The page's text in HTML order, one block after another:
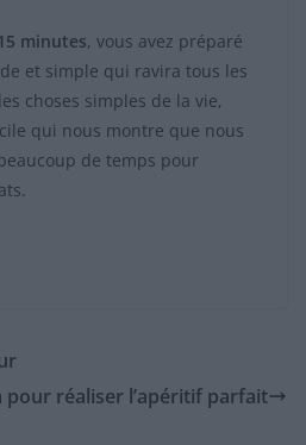
minutes, vous avez préparé
et simple qui ravira tous les
choses simples de la vie,
qui nous montre que nous
de temps pour
pour réaliser l’apéritif parfait